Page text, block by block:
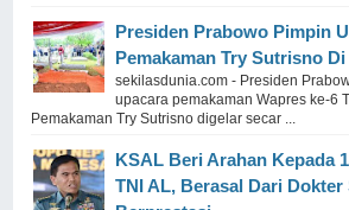
Presiden Prabowo Pimpin
Pemakaman Try Sutrisno
sekilasdunia.com - Presiden
upacara pemakaman Wapres ke-6
Pemakaman Try Sutrisno digelar secar ...
KSAL Beri Arahan Kepada
TNI AL, Berasal Dari Dokter